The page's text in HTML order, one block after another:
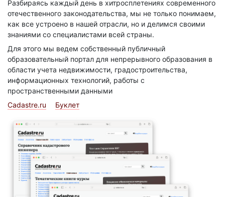
Разбираясь каждый день в хитросплетениях современного
отечественного законодательства, мы не только понимаем,
как все устроено в нашей отрасли, но и делимся своими
знаниями со специалистами всей страны.
Для этого мы ведем собственный публичный
образовательный портал для непрерывного образования в
области учета недвижимости, градостроительства,
информационных технологий, работы с
пространственными данными
Cadastre.ru
Буклет